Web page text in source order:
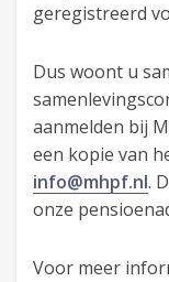
geregistreerd
Dus woont u
aanmelden bij
een kopie van
info@mhpf.nl.
onze
Voor meer